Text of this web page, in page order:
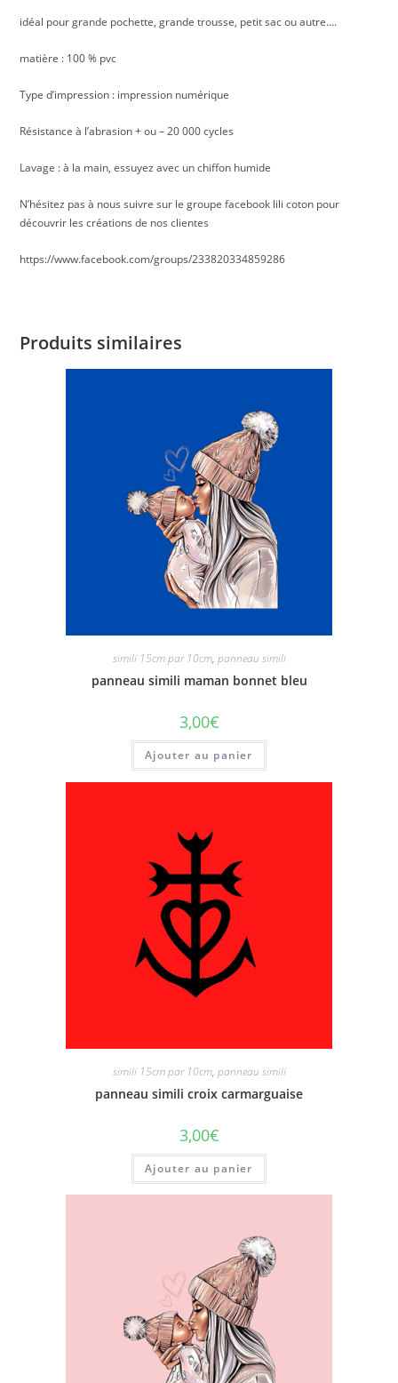
idéal pour grande pochette, grande trousse, petit sac ou autre….
matière : 100 % pvc
Type d’impression : impression numérique
Résistance à l’abrasion + ou – 20 000 cycles
Lavage : à la main, essuyez avec un chiffon humide
N’hésitez pas à nous suivre sur le groupe facebook lili coton pour
découvrir les créations de nos clientes
https://www.facebook.com/groups/233820334859286
Produits similaires
simili 15cm par 10cm, panneau simili
panneau simili maman bonnet bleu
3,00€
Ajouter au panier
simili 15cm par 10cm, panneau simili
panneau simili croix carmarguaise
3,00€
Ajouter au panier